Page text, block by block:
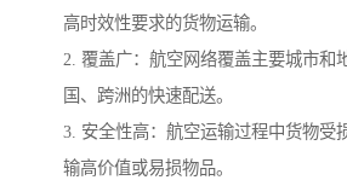
高时效性要求的货物运输。
2. 覆盖广：航空网络覆盖主要城市和
国、跨洲的快速配送。
3. 安全性高：航空运输过程中货物受
输高价值或易损物品。